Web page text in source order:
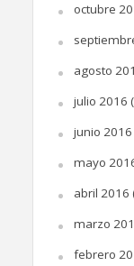
octubre
agosto
julio 2016
junio 2016
mayo
abril 2016
marzo
febrero